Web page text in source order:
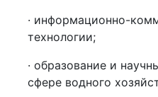
· информационно-
технологии;
· образование и
сфере водного